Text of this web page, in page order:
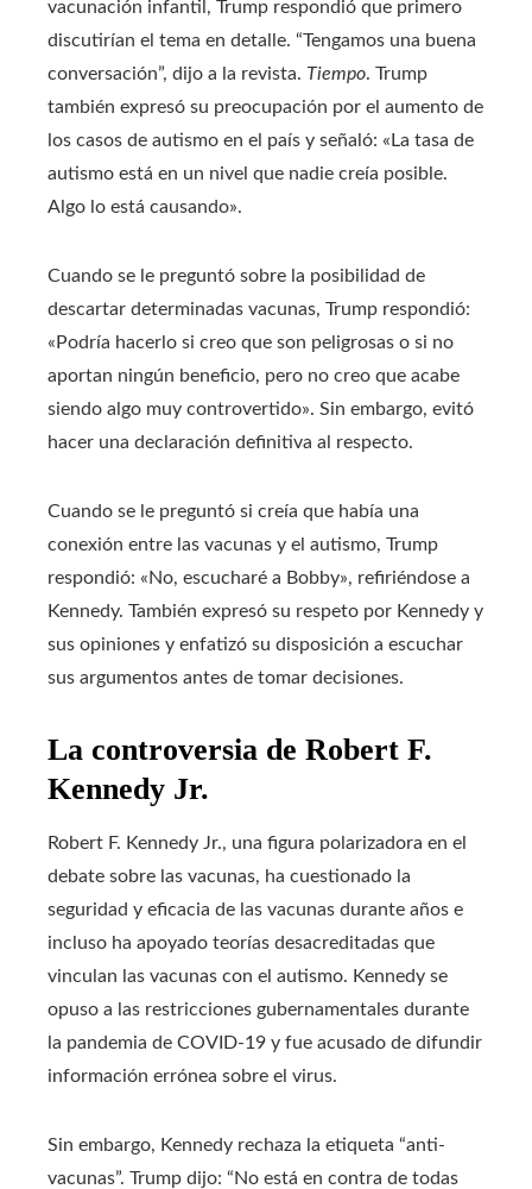
vacunación infantil, Trump respondió que primero
discutirían el tema en detalle. “Tengamos una buena
conversación”, dijo a la revista. Tiempo. Trump
también expresó su preocupación por el aumento de
los casos de autismo en el país y señaló: «La tasa de
autismo está en un nivel que nadie creía posible.
Algo lo está causando».
Cuando se le preguntó sobre la posibilidad de
descartar determinadas vacunas, Trump respondió:
«Podría hacerlo si creo que son peligrosas o si no
aportan ningún beneficio, pero no creo que acabe
siendo algo muy controvertido». Sin embargo, evitó
hacer una declaración definitiva al respecto.
Cuando se le preguntó si creía que había una
conexión entre las vacunas y el autismo, Trump
respondió: «No, escucharé a Bobby», refiriéndose a
Kennedy. También expresó su respeto por Kennedy y
sus opiniones y enfatizó su disposición a escuchar
sus argumentos antes de tomar decisiones.
La controversia de Robert F.
Kennedy Jr.
Robert F. Kennedy Jr., una figura polarizadora en el
debate sobre las vacunas, ha cuestionado la
seguridad y eficacia de las vacunas durante años e
incluso ha apoyado teorías desacreditadas que
vinculan las vacunas con el autismo. Kennedy se
opuso a las restricciones gubernamentales durante
la pandemia de COVID-19 y fue acusado de difundir
información errónea sobre el virus.
Sin embargo, Kennedy rechaza la etiqueta “anti-
vacunas”. Trump dijo: “No está en contra de todas